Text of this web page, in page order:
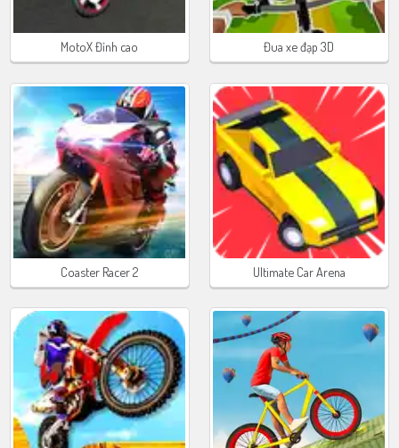
MotoX Đỉnh cao Đua xe đạp 3D
Coaster Racer 2 Ultimate Car Arena